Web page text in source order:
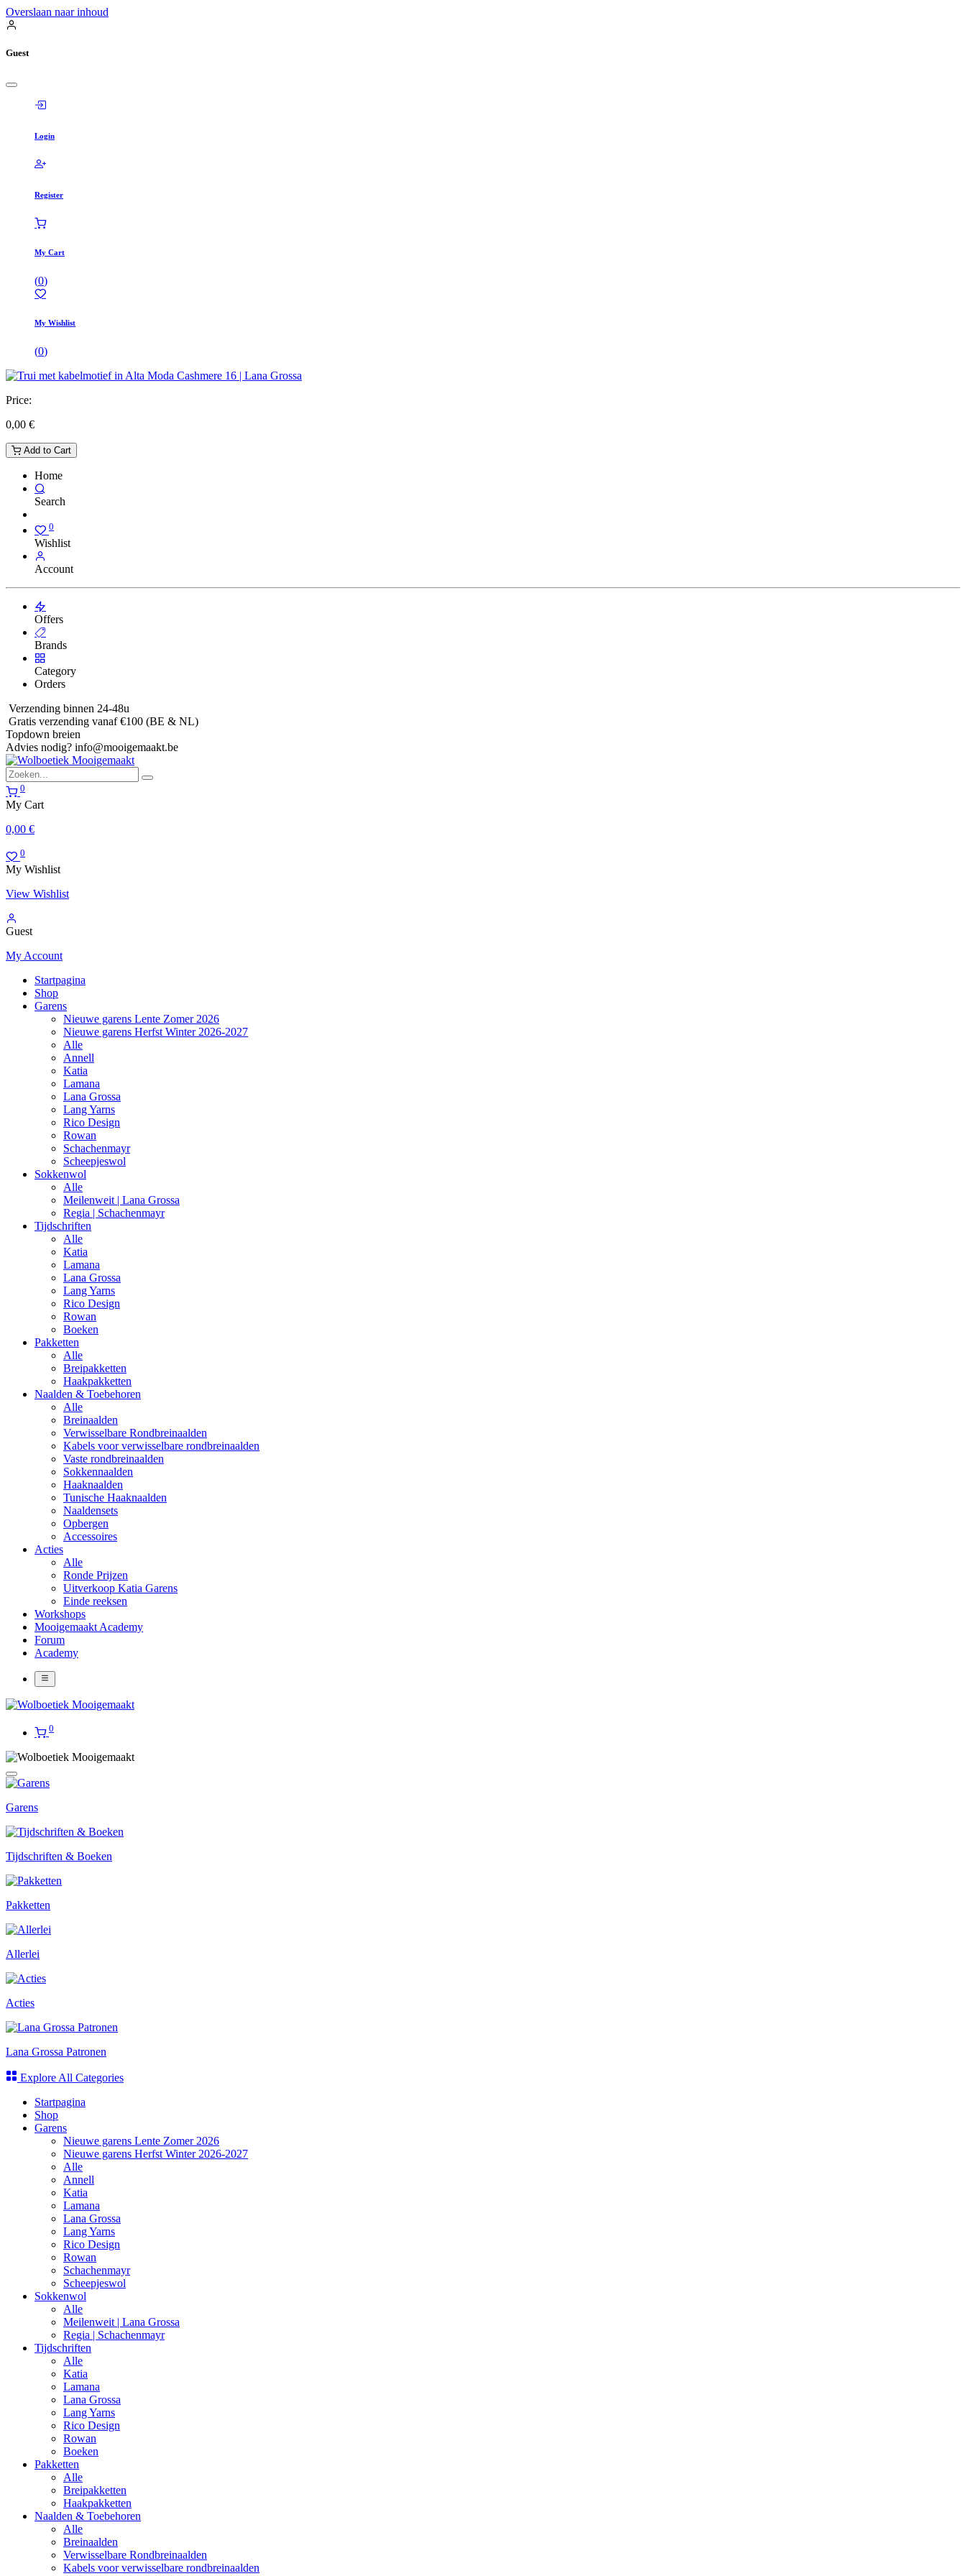
Overslaan naar inhoud
Guest
Login
Register
My Cart
(0)
My Wishlist
(0)
Price:
0,00 €
Add to Cart
Home
Search
0
Wishlist
Account
Offers
Brands
Category
Orders
Verzending binnen 24-48u
Gratis verzending vanaf €100 (BE & NL)
Topdown breien
Advies nodig? info@mooigemaakt.be
0
My Cart
0,00 €
0
My Wishlist
View Wishlist
Guest
My Account
Startpagina
Shop
Garens
Nieuwe garens Lente Zomer 2026
Nieuwe garens Herfst Winter 2026-2027
Alle
Annell
Katia
Lamana
Lana Grossa
Lang Yarns
Rico Design
Rowan
Schachenmayr
Scheepjeswol
Sokkenwol
Alle
Meilenweit | Lana Grossa
Regia | Schachenmayr
Tijdschriften
Alle
Katia
Lamana
Lana Grossa
Lang Yarns
Rico Design
Rowan
Boeken
Pakketten
Alle
Breipakketten
Haakpakketten
Naalden & Toebehoren
Alle
Breinaalden
Verwisselbare Rondbreinaalden
Kabels voor verwisselbare rondbreinaalden
Vaste rondbreinaalden
Sokkennaalden
Haaknaalden
Tunische Haaknaalden
Naaldensets
Opbergen
Accessoires
Acties
Alle
Ronde Prijzen
Uitverkoop Katia Garens
Einde reeksen
Workshops
Mooigemaakt Academy
Forum
Academy
0
Garens
Tijdschriften & Boeken
Pakketten
Allerlei
Acties
Lana Grossa Patronen
Explore All Categories
Startpagina
Shop
Garens
Nieuwe garens Lente Zomer 2026
Nieuwe garens Herfst Winter 2026-2027
Alle
Annell
Katia
Lamana
Lana Grossa
Lang Yarns
Rico Design
Rowan
Schachenmayr
Scheepjeswol
Sokkenwol
Alle
Meilenweit | Lana Grossa
Regia | Schachenmayr
Tijdschriften
Alle
Katia
Lamana
Lana Grossa
Lang Yarns
Rico Design
Rowan
Boeken
Pakketten
Alle
Breipakketten
Haakpakketten
Naalden & Toebehoren
Alle
Breinaalden
Verwisselbare Rondbreinaalden
Kabels voor verwisselbare rondbreinaalden